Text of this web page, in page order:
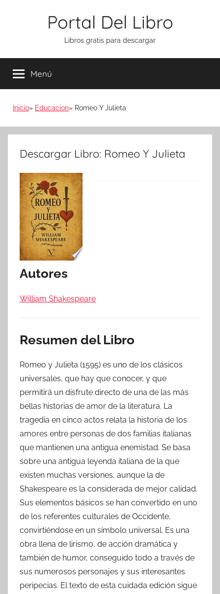
Portal Del Libro
Libros gratis para descargar
Menú
Inicio Educacion Romeo Y Julieta
Descargar Libro: Romeo Y Julieta
Autores
William Shakespeare
Resumen del Libro
Romeo y Julieta (1595) es uno de los clásicos
universales, que hay que conocer, y que
permitirá un disfrute directo de una de las más
bellas historias de amor de la literatura. La
tragedia en cinco actos relata la historia de los
amores entre personas de dos familias italianas
que mantienen una antigua enemistad. Se basa
sobre una antigua leyenda italiana de la que
existen muchas versiones, aunque la de
Shakespeare es la considerada de mejor calidad.
Sus elementos básicos se han convertido en uno
de los referentes culturales de Occidente,
convirtiéndose en un símbolo universal. Es una
obra llena de lirismo, de acción dramática y
también de humor, conseguido todo a través de
sus numerosos personajes y sus interesantes
peripecias. El texto de esta cuidada edición sigue